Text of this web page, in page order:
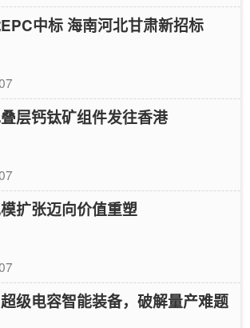
中标 海南河北甘肃新招标
层钙钛矿组件发往香港
扩张迈向价值重塑
级电容智能装备，破解量产难题